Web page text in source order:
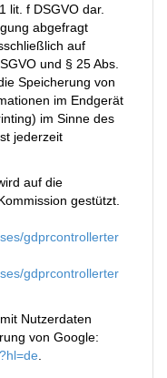
lit. f DSGVO dar.
abgefragt
auf
und § 25 Abs.
Speicherung von
im Endgerät
im Sinne des
jederzeit
auf die
gestützt.
gdprcontrollerter
gdprcontrollerter
Nutzerdaten
von Google:
.